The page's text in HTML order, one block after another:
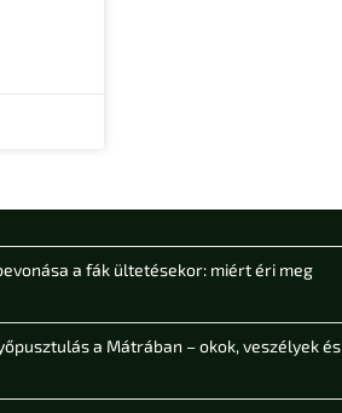
a fák ültetésekor: miért éri meg
a Mátrában – okok, veszélyek és